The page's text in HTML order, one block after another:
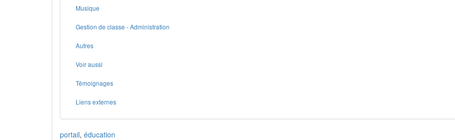
Musique
Gestion de classe - Administration
Autres
Voir aussi
Témoignages
Liens externes
portail, éducation